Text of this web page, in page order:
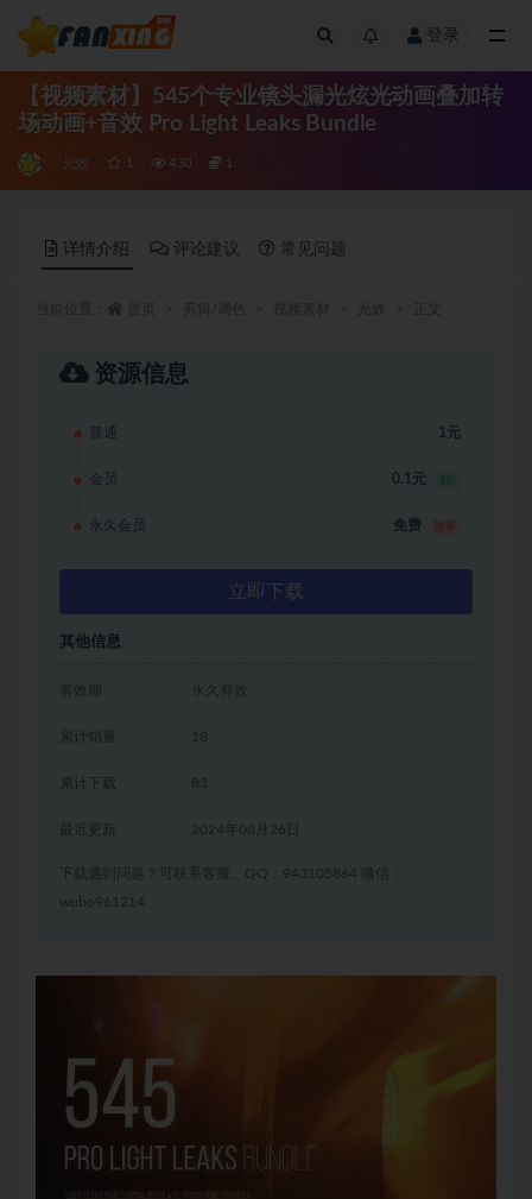
登录
【视频素材】545个专业镜头漏光炫光动画叠加转
场动画+音效 Pro Light Leaks Bundle
光效 1 430 1
详情介绍 评论建议 常见问题
资源信息
普通 1元
会员 0.1元 1折
永久会员 免费
立即下载
其他信息
有效期 永久有效
累计销量 18
累计下载 83
2024年08月26日
下载遇到问题？可联系客服。QQ：943105864 微信：
wubo961214